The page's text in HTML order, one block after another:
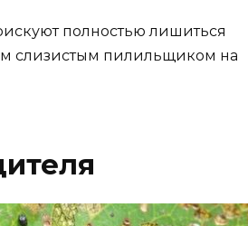
полностью лишиться
слизистым пилильщиком на